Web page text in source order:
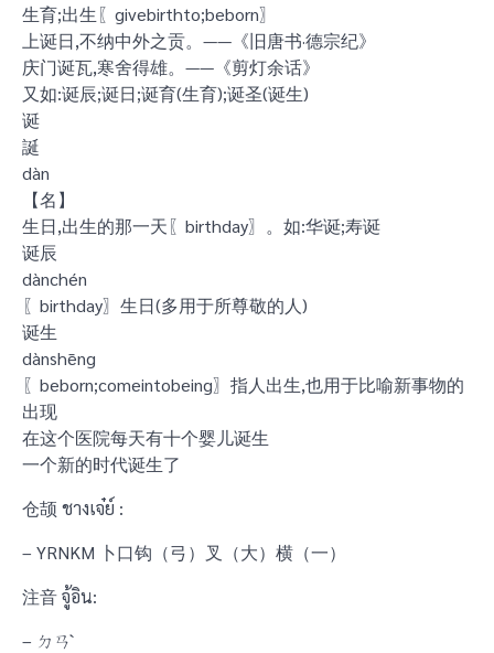
生育;出生〖givebirthto;beborn〗
上诞日,不纳中外之贡。——《旧唐书·德宗纪》
庆门诞瓦,寒舍得雄。——《剪灯余话》
又如:诞辰;诞日;诞育(生育);诞圣(诞生)
诞
誕
dàn
【名】
生日,出生的那一天〖birthday〗。如:华诞;寿诞
诞辰
dànchén
〖birthday〗生日(多用于所尊敬的人)
诞生
dànshēng
〖beborn;comeintobeing〗指人出生,也用于比喻新事物的
出现
在这个医院每天有十个婴儿诞生
一个新的时代诞生了
仓颉 ชางเจ๋ย์ :
– YRNKM 卜口钩（弓）叉（大）横（一）
注音 จู้อิน:
– ㄉㄢˋ